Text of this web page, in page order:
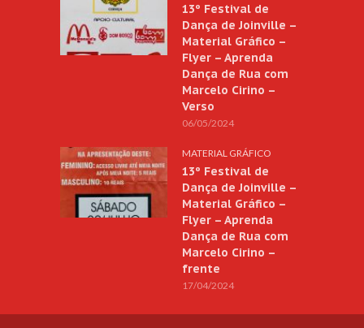
13º Festival de
Dança de Joinville –
Material Gráfico –
Flyer – Aprenda
Dança de Rua com
Marcelo Cirino –
Verso
06/05/2024
MATERIAL GRÁFICO
13º Festival de
Dança de Joinville –
Material Gráfico –
Flyer – Aprenda
Dança de Rua com
Marcelo Cirino –
frente
17/04/2024